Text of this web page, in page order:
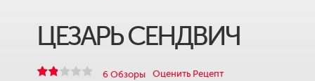
ЦЕЗАРЬ СЕНДВИЧ
6 Обзоры Оценить Рецепт